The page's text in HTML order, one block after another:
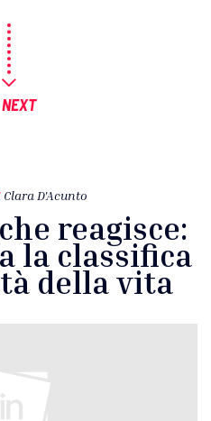
Clara D'Acunto
reagisce:
la classifica
della vita